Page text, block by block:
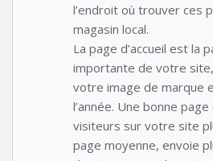
l’endroit où trouver ces
magasin local.
La page d’accueil est la
importante de votre site,
votre image de marque
l’année. Une bonne
visiteurs sur votre site
page moyenne, envoie